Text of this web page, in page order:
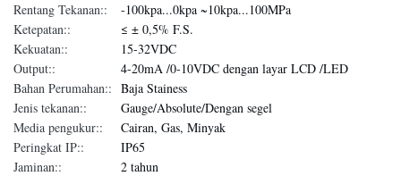
Rentang Tekanan::
-100kpa...0kpa ~10kpa...100MPa
Ketepatan::
≤ ± 0,5% F.S.
Kekuatan::
15-32VDC
Output::
4-20mA /0-10VDC dengan layar LCD /LED
Bahan Perumahan:: Baja Stainess
Jenis tekanan::
Gauge/Absolute/Dengan segel
Media pengukur::
Cairan, Gas, Minyak
Peringkat IP::
IP65
Jaminan::
2 tahun